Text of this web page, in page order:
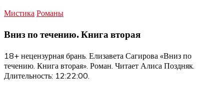
Мистика Романы
Вниз по течению. Книга вторая
18+ нецензурная брань. Елизавета Сагирова «Вниз по
течению. Книга вторая». Роман. Читает Алиса Поздняк.
Длительность: 12:22:00.